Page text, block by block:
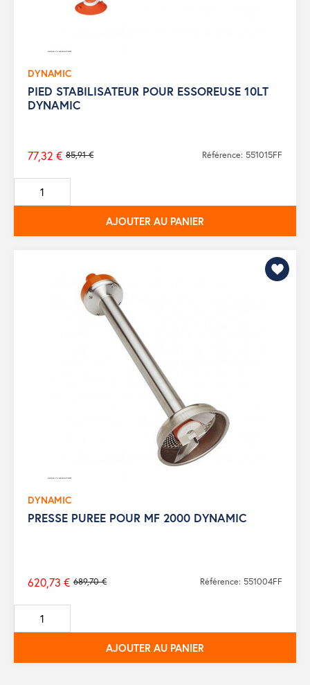
DYNAMIC
PIED STABILISATEUR POUR ESSOREUSE 10LT
DYNAMIC
Prix
de
base
85,91 €
77,32 € Référence: 551015FF
AJOUTER AU PANIER
DYNAMIC
PRESSE PUREE POUR MF 2000 DYNAMIC
Prix
de
base
689,70 €
620,73 € Référence: 551004FF
AJOUTER AU PANIER